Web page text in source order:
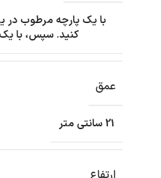
با یک پارچه مرطوب در
کنید. سپس، با
عمق
21 سانتی متر